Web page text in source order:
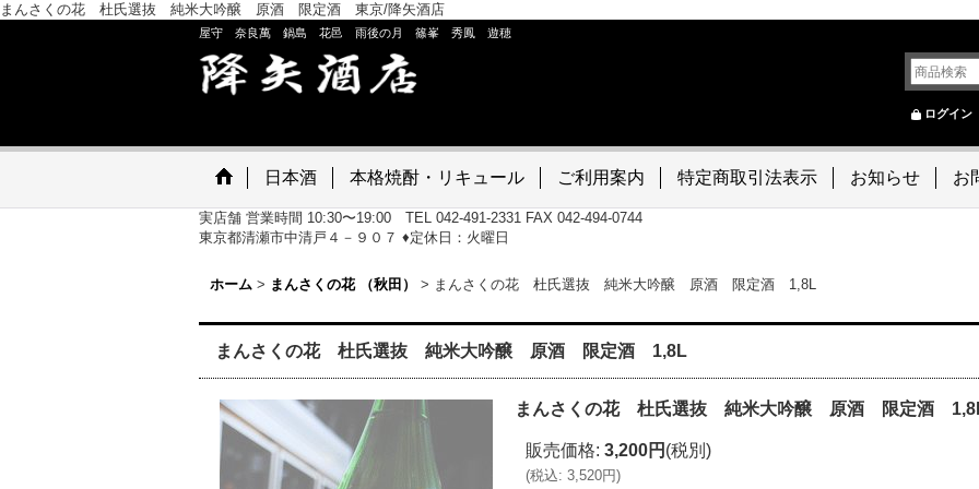
まんさくの花 杜氏選抜 純米大吟醸 原酒 限定酒 東京/降矢酒店
屋守 奈良萬 鍋島 花邑 雨後の月 篠峯 秀鳳 遊穂
ログイン
日本酒 本格焼酎・リキュール ご利用案内 特定商取引法表示 お知らせ お
実店舗 営業時間 10:30〜19:00 TEL 042-491-2331 FAX 042-494-0744
東京都清瀬市中清戸４－９０７ ♦定休日：火曜日
ホーム > まんさくの花 （秋田） > まんさくの花 杜氏選抜 純米大吟醸 原酒 限定酒 1,8L
まんさくの花 杜氏選抜 純米大吟醸 原酒 限定酒 1,8L
まんさくの花 杜氏選抜 純米大吟醸 原酒 限定酒
販売価格: 3,200円 (税別)
(税込: 3,520円)